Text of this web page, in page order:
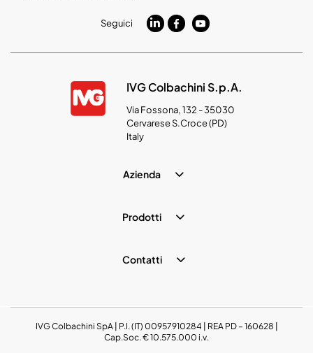
Seguici
IVG Colbachini S.p.A.
Via Fossona, 132 - 35030
Cervarese S.Croce (PD)
Italy
Azienda
Prodotti
Contatti
IVG Colbachini SpA | P.I. (IT) 00957910284 | REA PD – 160628 |
Cap.Soc. € 10.575.000 i.v.